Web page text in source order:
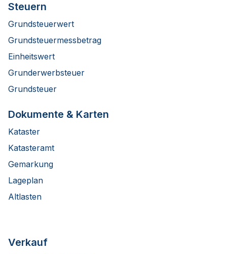
Steuern
Grundsteuerwert
Grundsteuermessbetrag
Einheitswert
Grunderwerbsteuer
Grundsteuer
Dokumente & Karten
Kataster
Katasteramt
Gemarkung
Lageplan
Altlasten
Verkauf